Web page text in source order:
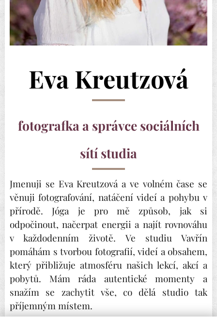
Eva Kreutzová
fotografka a správce sociálních
sítí studia
Jmenuji se Eva Kreutzová a ve volném čase se
věnuji fotografování, natáčení videí a pohybu v
přírodě. Jóga je pro mě způsob, jak si
odpočinout, načerpat energii a najít rovnováhu
v každodenním životě. Ve studiu Vavřín
pomáhám s tvorbou fotografií, videí a obsahem,
který přibližuje atmosféru našich lekcí, akcí a
pobytů. Mám ráda autentické momenty a
snažím se zachytit vše, co dělá studio tak
příjemným místem.